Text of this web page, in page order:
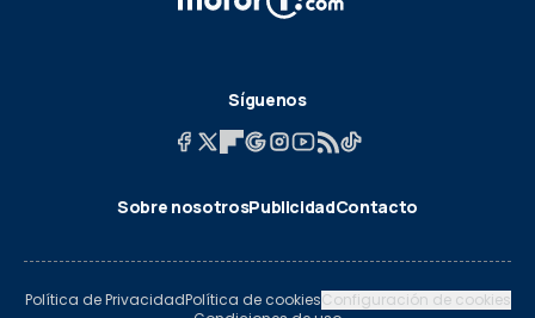
Síguenos
Sobre nosotrosPublicidadContacto
Política de PrivacidadPolítica de cookiesConfiguración de cookies